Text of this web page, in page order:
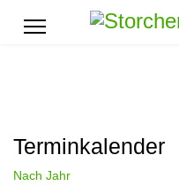
Terminkalender
Nach Jahr